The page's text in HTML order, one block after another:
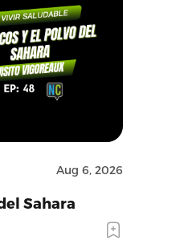
Aug 6, 2026
Sahara